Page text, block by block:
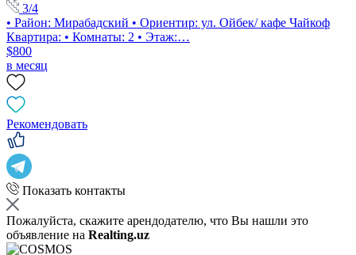
3/4
• Район: Мирабадский • Ориентир: ул. Ойбек/ кафе Чайкоф
Квартира: • Комнаты: 2 • Этаж:…
$800
в месяц
Рекомендовать
Показать контакты
Пожалуйста, скажите арендодателю, что Вы нашли это
объявление на Realting.uz